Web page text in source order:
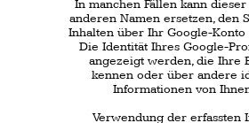
Cookies dienen dazu, unser Angebot
nutzerfreundlicher,
effektiver und sicherer zu machen.
Cookies sind kleine Textdateien, die auf Ihrem
Rechner abgelegt werden und die Ihr Browser
speichert.
Die meisten der von uns verwendeten Cookies
sind
sogenannte "Session-Cookies".
Sie werden nach Ende Ihres Besuchs automatisch
Andere Cookies bleiben auf Ihrem Endgerät